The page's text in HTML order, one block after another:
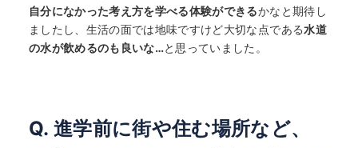
自分になかった考え方を学べる体験ができるかなと期待し
ましたし、生活の面では地味ですけど大切な点である水道
の水が飲めるのも良いな…と思っていました。
Q. 進学前に街や住む場所など、